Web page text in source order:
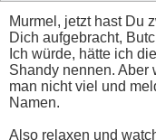
Murmel, jetzt hast Du
Dich aufgebracht,
Ich würde, hätte ich
Shandy nennen. Aber
man nicht viel und
Namen.
Also relaxen und